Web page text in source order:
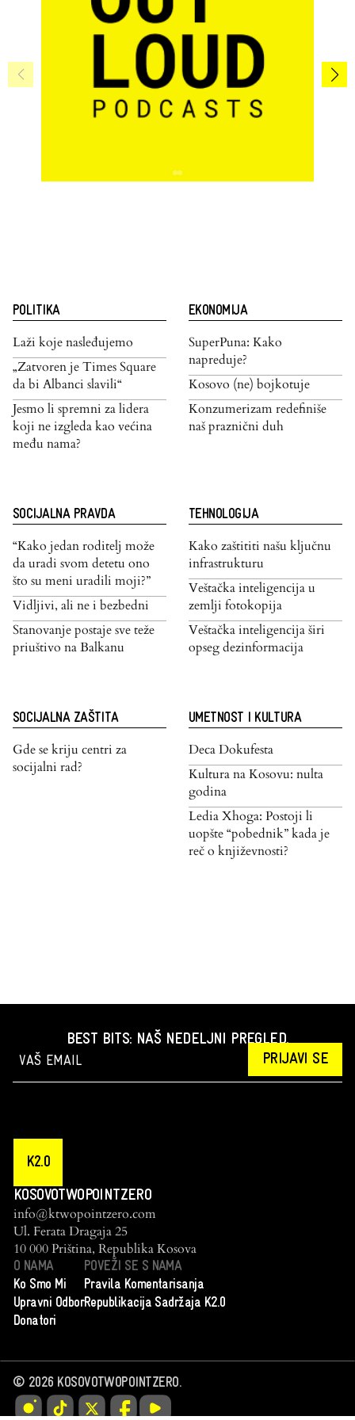
POLITIKA
Laži koje nasleđujemo
„Zatvoren je Times Square
da bi Albanci slavili“
Jesmo li spremni za lidera
koji ne izgleda kao većina
među nama?
EKONOMIJA
SuperPuna: Kako
napreduje?
Kosovo (ne) bojkotuje
Konzumerizam redefiniše
naš praznični duh
SOCIJALNA PRAVDA
“Kako jedan roditelj može
da uradi svom detetu ono
što su meni uradili moji?”
Vidljivi, ali ne i bezbedni
Stanovanje postaje sve teže
priuštivo na Balkanu
TEHNOLOGIJA
Kako zaštititi našu ključnu
infrastrukturu
Veštačka inteligencija u
zemlji fotokopija
Veštačka inteligencija širi
opseg dezinformacija
SOCIJALNA ZAŠTITA
Gde se kriju centri za
socijalni rad?
UMETNOST I KULTURA
Deca Dokufesta
Kultura na Kosovu: nulta
godina
Ledia Xhoga: Postoji li
uopšte “pobednik” kada je
reč o književnosti?
BEST BITS: NAŠ NEDELJNI PREGLED.
PRIJAVI SE
K2.0
KOSOVOTWOPOINTZERO
info@ktwopointzero.com
Ul. Ferata Dragaja 25
10 000 Priština, Republika Kosova
O NAMA
Ko Smo Mi
Upravni Odbor
Donatori
POVEŽI SE S NAMA
Pravila Komentarisanja
Republikacija Sadržaja K2.0
© 2026KOSOVOTWOPOINTZERO.